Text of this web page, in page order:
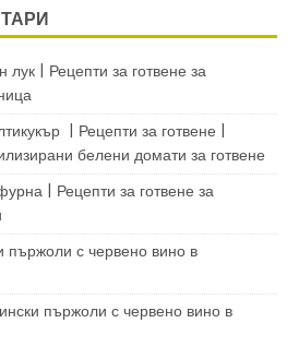
лук | Рецепти за готвене за
| Рецепти за готвене |
белени домати за готвене
| Рецепти за готвене за
пържоли с червено вино в
пържоли с червено вино в